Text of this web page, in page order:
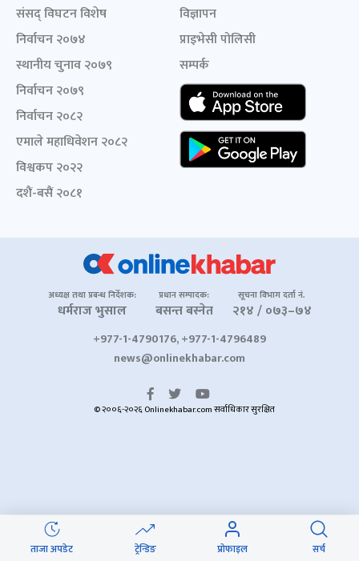
ताजा अपडेट ट्रेन्डिङ प्रोफाइल सर्च
संसद् विघटन विशेष
निर्वाचन २०७४
स्थानीय चुनाव २०७९
निर्वाचन २०७९
निर्वाचन २०८२
एमाले महाधिवेशन २०८२
विश्वकप २०२२
दशैं-बसैं २०८१
विज्ञापन
प्राइभेसी पोलिसी
सम्पर्क
अध्यक्ष तथा प्रबन्ध निर्देशक:
धर्मराज भुसाल
प्रधान सम्पादक:
बसन्त बस्नेत
सूचना विभाग दर्ता नं.
२१४ / ०७३–७४
+977-1-4790176, +977-1-4796489
news@onlinekhabar.com
© २००६-२०२६ Onlinekhabar.com सर्वाधिकार सुरक्षित